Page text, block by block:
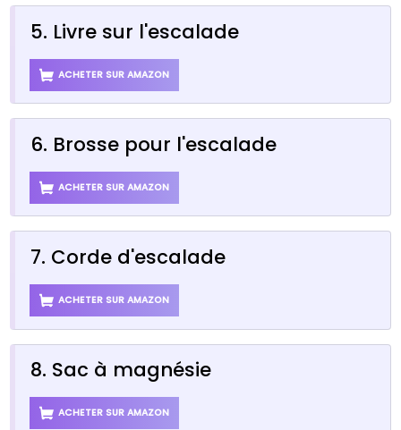
5. Livre sur l'escalade
ACHETER SUR AMAZON
6. Brosse pour l'escalade
ACHETER SUR AMAZON
7. Corde d'escalade
ACHETER SUR AMAZON
8. Sac à magnésie
ACHETER SUR AMAZON